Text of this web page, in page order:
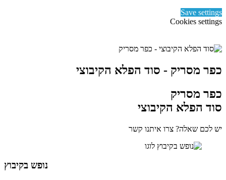
Save settings
Cookies settings
כפר מסריק - סוד הפלא הקיבוצי
כפר מסריק
סוד הפלא הקיבוצי
יש לכם שאלה? צרו איתנו קשר
נופש בקיבוץ